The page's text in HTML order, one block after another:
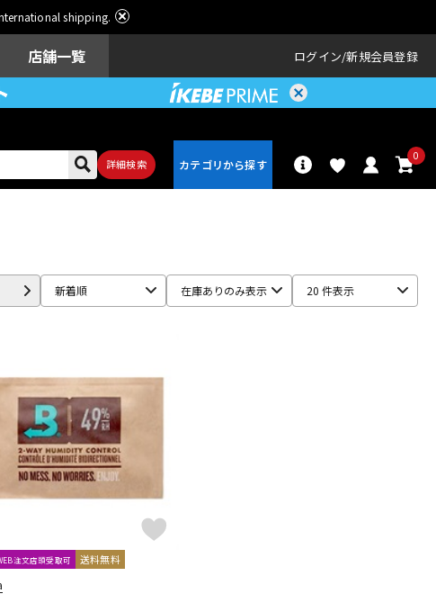
shipping.
店舗一覧 ログイン 新規会員登録
詳細検索
0
配信/ライブ
機器
新着順 在庫ありのみ表示 20 件表示
注文店頭受取可 送料無料